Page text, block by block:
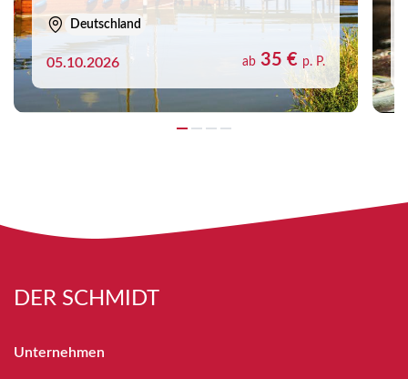
Deutschland
05.10.2026 ab 35 € p. P.
DER SCHMIDT
Unternehmen